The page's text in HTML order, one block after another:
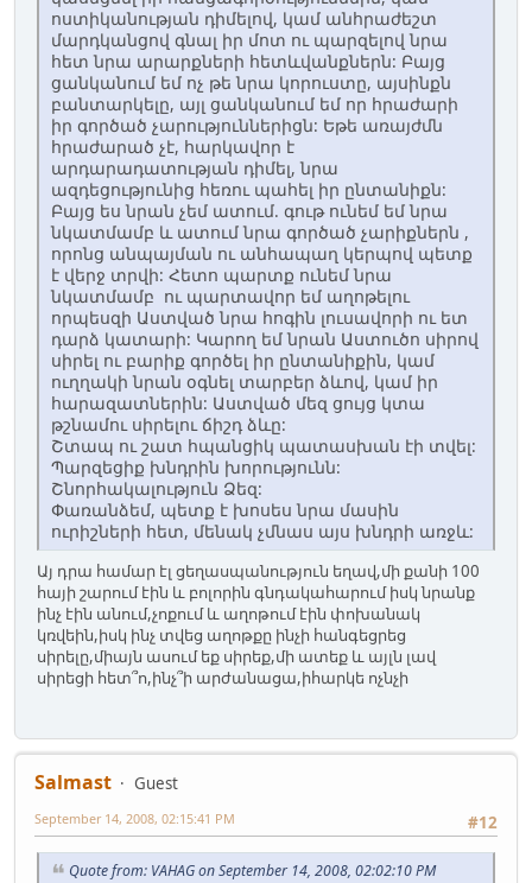
ոստիկանության դիմելով, կամ անհրաժեշտ
մարդկանցով գնալ իր մոտ ու պարզելով նրա
հետ նրա արարքների հետևվանքներն: Բայց
ցանկանում եմ ոչ թե նրա կորուստը, այսինքն
բանտարկելը, այլ ցանկանում եմ որ հրաժարի
իր գործած չարություններիցն: Եթե առայժմն
հրաժարած չէ, հարկավոր է
արդարադատության դիմել, նրա
ազդեցությունից հեռու պահել իր ընտանիքն:
Բայց ես նրան չեմ ատում. գութ ունեմ եմ նրա
նկատմամբ և ատում նրա գործած չարիքներն ,
որոնց անպայման ու անհապաղ կերպով պետք
է վերջ տրվի: Հետո պարտք ունեմ նրա
նկատմամբ ու պարտավոր եմ աղոթելու
որպեսզի Աստված նրա հոգին լուսավորի ու ետ
դարձ կատարի: Կարող եմ նրան Աստուծո սիրով
սիրել ու բարիք գործել իր ընտանիքին, կամ
ուղղակի նրան օգնել տարբեր ձևով, կամ իր
հարազատներին: Աստված մեզ ցույց կտա
թշնամու սիրելու ճիշդ ձևը:
Շտապ ու շատ հպանցիկ պատասխան էի տվել:
Պարզեցիք խնդրին խորությունն:
Շնորհակալություն Ձեզ:
Փառանձեմ, պետք է խոսես նրա մասին
ուրիշների հետ, մենակ չմնաս այս խնդրի առջև:
Այ դրա համար էլ ցեղասպանություն եղավ,մի քանի 100
հայի շարում էին և բոլորին գնդակահարում իսկ նրանք
ինչ էին անում,չոքում և աղոթում էին փոխանակ
կռվեին,իսկ ինչ տվեց աղոթքը ինչի հանգեցրեց
սիրելը,միայն ասում եք սիրեք,մի ատեք և այլն լավ
սիրեցի հետ՞ո,ինչ՞ի արժանացա,իհարկե ոչնչի
Salmast
Guest
#12
September 14, 2008, 02:15:41 PM
Quote from: VAHAG on September 14, 2008, 02:02:10 PM